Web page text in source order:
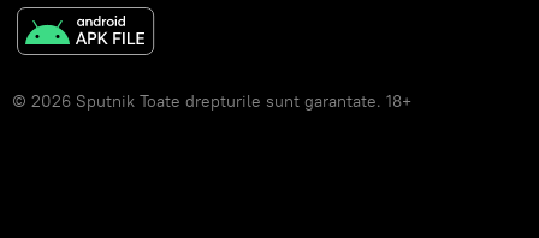
© 2026 Sputnik Toate drepturile sunt garantate. 18+